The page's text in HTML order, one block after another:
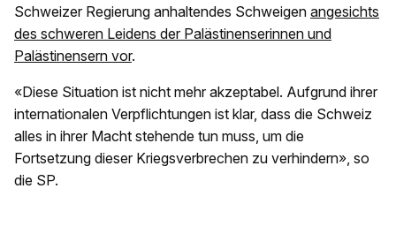
Schweizer Regierung anhaltendes Schweigen angesichts
des schweren Leidens der Palästinenserinnen und
Palästinensern vor.
«Diese Situation ist nicht mehr akzeptabel. Aufgrund ihrer
internationalen Verpflichtungen ist klar, dass die Schweiz
alles in ihrer Macht stehende tun muss, um die
Fortsetzung dieser Kriegsverbrechen zu verhindern», so
die SP.